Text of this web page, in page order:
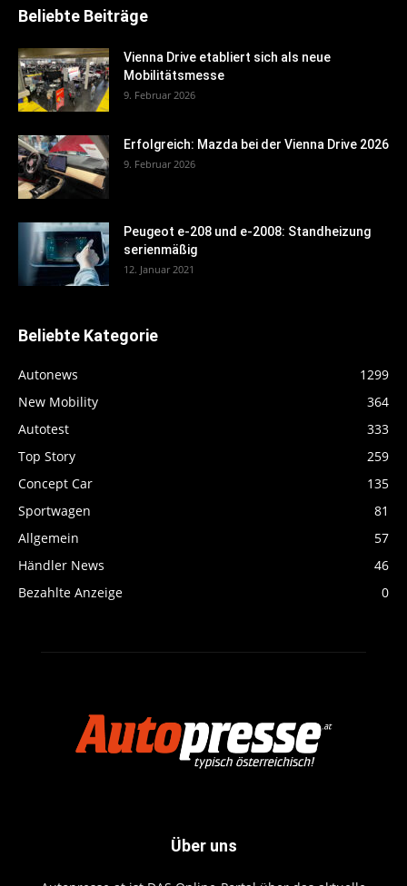
Beliebte Beiträge
Vienna Drive etabliert sich als neue
Mobilitätsmesse
9. Februar 2026
Erfolgreich: Mazda bei der Vienna Drive 2026
9. Februar 2026
Peugeot e-208 und e-2008: Standheizung
serienmäßig
12. Januar 2021
Beliebte Kategorie
Autonews
1299
New Mobility
364
Autotest
333
Top Story
259
Concept Car
135
Sportwagen
81
Allgemein
57
Händler News
46
Bezahlte Anzeige
0
Über uns